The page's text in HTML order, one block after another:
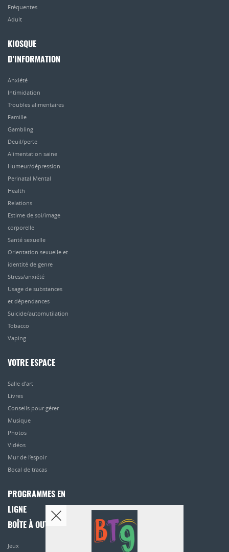
Fréquentes
Adult
KIOSQUE
D’INFORMATION
Anxiété
Intimidation
Troubles alimentaires
Famille
Gambling
Deuil/perte
Alimentation saine
Humeur/dépression
Perinatal Mental
Health
Relations
Estime de soi/image
corporelle
Santé sexuelle
Orientation sexuelle et
identité de genre
Stress/anxiété
Usage de substances
et dépendances
Suicide/automutilation
Tobacco
Vaping
VOTRE ESPACE
Salle d’art
Livres
Conseils pour gérer
Musique
Photos
Vidéos
Mur de l’espoir
Bocal de tracas
PROGRAMMES EN
LIGNE
BOÎTE À OUTILS
Jeux